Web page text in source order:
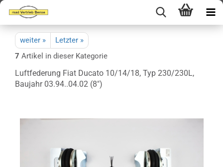
weiter »
Letzter »
7 Artikel in dieser Kategorie
Luftfederung Fiat Ducato 10/14/18, Typ 230/230L,
Baujahr 03.94..04.02 (8")